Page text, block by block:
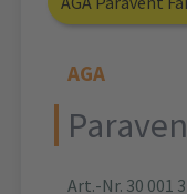
AGA
Art.-Nr. 30 001 3